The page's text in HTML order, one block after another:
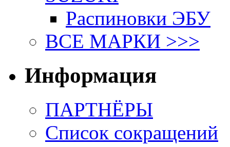
Распиновки ЭБУ
ВСЕ МАРКИ >>>
Информация
ПАРТНЁРЫ
Список сокращений